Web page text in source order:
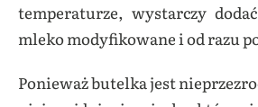
temperaturze, wystarczy
mleko modyfikowane i od razu
Ponieważ butelka jest